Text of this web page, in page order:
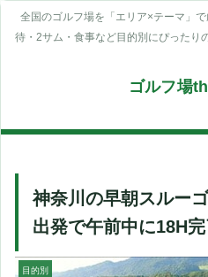
全国のゴルフ場を「エリア×テーマ」
待・2サム・食事など目的別にぴったり
ゴルフ場
神奈川の早朝スルー
出発で午前中に18H
目的別